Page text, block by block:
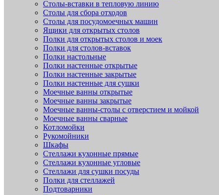
Столы-вставки в тепловую линию
Столы для сбора отходов
Столы для посудомоечных машин
Ящики для открытых столов
Полки для открытых столов и моек
Полки для столов-вставок
Полки настольные
Полки настенные открытые
Полки настенные закрытые
Полки настенные для сушки
Моечные ванны открытые
Моечные ванны закрытые
Моечные ванны-столы с отверстием и мойкой
Моечные ванны сварные
Котломойки
Рукомойники
Шкафы
Стеллажи кухонные прямые
Стеллажи кухонные угловые
Стеллажи для сушки посуды
Полки для стеллажей
Подтоварники